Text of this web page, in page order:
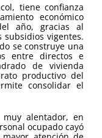
tiene confianza
económico
año, gracias al
vigentes.
se construye una
entre directos e
de vivienda
productivo del
consolidar el
alentador, en
ocupado cayó